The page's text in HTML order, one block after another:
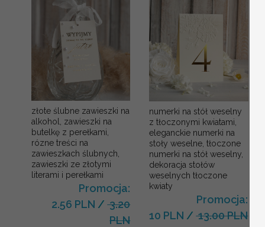
złote ślubne zawieszki na
alkohol, zawieszki na
butelkę z perełkami,
rózne treści na
zawieszkach ślubnych,
zawieszki ze złotymi
literami i perełkami
Promocja:
2.56 PLN /3.20
PLN
numerki na stół weselny
z tłoczonymi kwiatami,
eleganckie numerki na
stoły weselne, tłoczone
numerki na stół weselny,
dekoracja stołów
weselnych tłoczone
kwiaty
Promocja:
10 PLN /13.00 PLN